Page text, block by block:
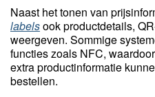
Naast het tonen van
labelsook productdetails,
weergeven. Sommige
functies zoals NFC,
extra productinformatie
bestellen.